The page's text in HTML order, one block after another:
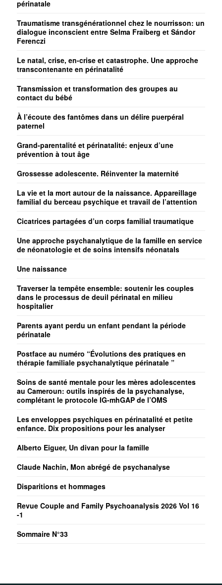
périnatale
Traumatisme transgénérationnel chez le nourrisson: un
dialogue inconscient entre Selma Fraiberg et Sándor
Ferenczi
Le natal, crise, en-crise et catastrophe. Une approche
transcontenante en périnatalité
Transmission et transformation des groupes au
contact du bébé
À l’écoute des fantômes dans un délire puerpéral
paternel
Grand-parentalité et périnatalité: enjeux d’une
prévention à tout âge
Grossesse adolescente. Réinventer la maternité
La vie et la mort autour de la naissance. Appareillage
familial du berceau psychique et travail de l’attention
Cicatrices partagées d’un corps familial traumatique
Une approche psychanalytique de la famille en service
de néonatologie et de soins intensifs néonatals
Une naissance
Traverser la tempête ensemble: soutenir les couples
dans le processus de deuil périnatal en milieu
hospitalier
Parents ayant perdu un enfant pendant la période
périnatale
Postface au numéro “Évolutions des pratiques en
thérapie familiale psychanalytique périnatale ”
Soins de santé mentale pour les mères adolescentes
au Cameroun: outils inspirés de la psychanalyse,
complétant le protocole IG-mhGAP de l’OMS
Les enveloppes psychiques en périnatalité et petite
enfance. Dix propositions pour les analyser
Alberto Eiguer, Un divan pour la famille
Claude Nachin, Mon abrégé de psychanalyse
Disparitions et hommages
Revue Couple and Family Psychoanalysis 2026 Vol 16
-1
Sommaire N°33